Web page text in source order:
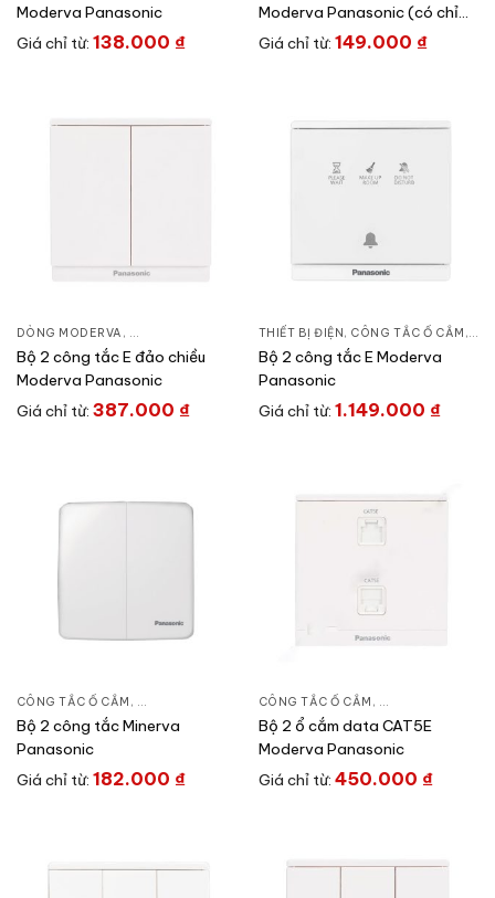
Moderva Panasonic
Giá chỉ từ: 138.000 ₫
Moderva Panasonic (có chỉ
báo)
Giá chỉ từ: 149.000 ₫
DÒNG MODERVA , CÔNG TẮC Ổ CẮM THIẾT BỊ ĐIỆN
Bộ 2 công tắc E đảo chiều
Moderva Panasonic
Giá chỉ từ: 387.000 ₫
THIẾT BỊ ĐIỆN , CÔNG TẮC Ổ CẮM ,
Bộ 2 công tắc E Moderva
Panasonic
Giá chỉ từ: 1.149.000 ₫
CÔNG TẮC Ổ CẮM , DÒNG MINERVA THIẾT BỊ ĐIỆN
Bộ 2 công tắc Minerva
Panasonic
Giá chỉ từ: 182.000 ₫
CÔNG TẮC Ổ CẮM , DÒNG MODERVA
Bộ 2 ổ cắm data CAT5E
Moderva Panasonic
Giá chỉ từ: 450.000 ₫